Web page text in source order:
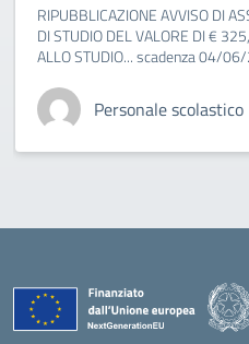
RIPUBBLICAZIONE AVVISO DI
DI STUDIO DEL VALORE DI €
ALLO STUDIO... scadenza 04/
Personale scolastico